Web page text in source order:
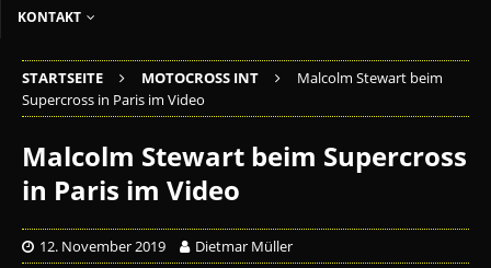
KONTAKT
STARTSEITE MOTOCROSS INT
Malcolm Stewart beim
Supercross in Paris im Video
Malcolm Stewart beim Supercross
in Paris im Video
12. November 2019 Dietmar Müller